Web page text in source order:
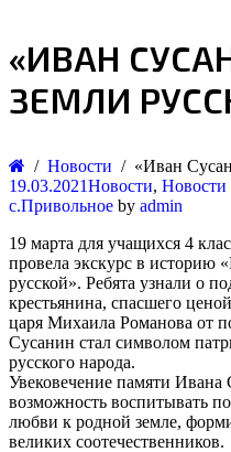
«ИВАН
ЗЕМЛИ
Новости
«Иван
19.03.2021Новости, Новости
с.Привольное by admin
19 марта для учащихся 4
провела экскурс в историю
русской». Ребята узнали о
крестьянина, спасшего
царя Михаила Романова от
Сусанин стал символом
русского народа.
Увековечение памяти Ивана
возможность воспитывать
любви к родной земле,
великих соотечественников.